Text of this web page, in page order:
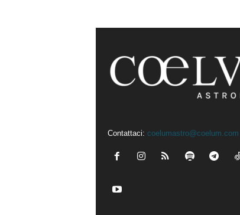
Contattaci: coelumastro@coelum.com